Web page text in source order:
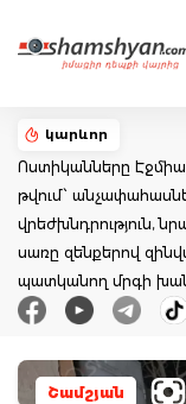
կարևոր
Ոստիկանները
թվում՝
վրեժխնդրություն,
սառը զենքերով
պատկանող մրգի
Շամշյան